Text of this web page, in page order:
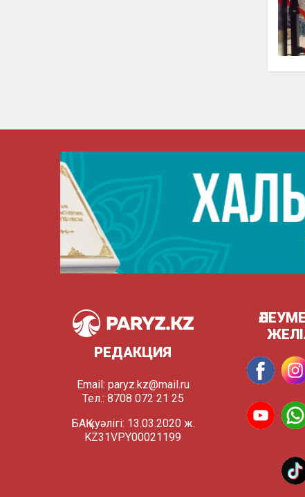
РЕДАКЦИЯ
Email: paryz.kz@mail.ru
Тел.: 8708 072 21 25
БАҚ куәлігі: 13.03.2020 ж.
KZ31VPY00021199